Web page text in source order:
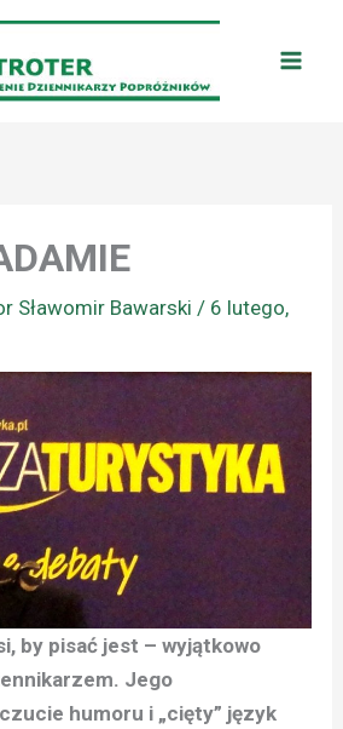
Sławomir Bawarski/ 6 lutego,
by pisać jest – wyjątkowo
Jego
humoru i „cięty” język